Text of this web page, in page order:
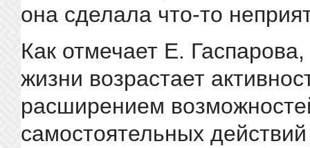
она сделала что-то
Как отмечает Е.
жизни возрастает
расширением
самостоятельных